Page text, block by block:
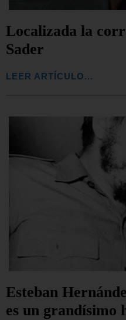
Localizada la
Sader
LEER ARTÍCULO...
Esteban
es un grandísimo